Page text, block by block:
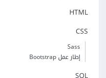
HTML
CSS
Sass
إطار عمل Bootstrap